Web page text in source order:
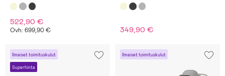
Taupe/Seashell Beige
522,90 €
Ovh: 699,90 € 349,90 €
Ilmaiset toimituskulut
Superhinta
Ilmaiset toimituskulut